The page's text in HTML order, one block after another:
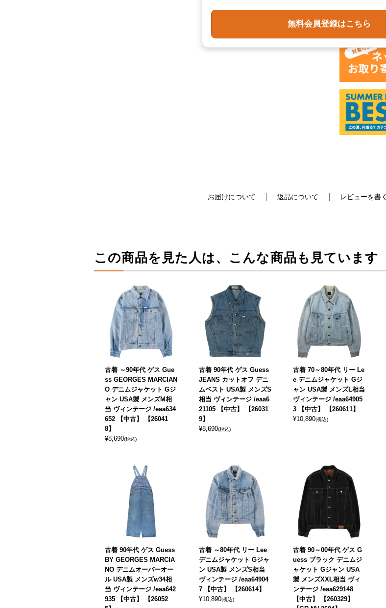
お届けについて 返品について レビューを書く
この商品を見た人は、こんな商品も見ています
古着 ～90年代 ゲス Gue
ss GEORGES MARCIAN
O デニムジャケット Gジ
ャン USA製 メンズM相
当 ヴィンテージ /eaa634
652 【中古】 【26041
8】
¥8,690(税込)
古着 90年代 ゲス Guess
JEANS カットオフ デニ
ムベスト USA製 メンズS
相当 ヴィンテージ /eaa6
21105 【中古】 【26031
9】
¥8,690(税込)
古着 70～80年代 リー Le
e デニムジャケット Gジ
ャン USA製 メンズL相当
ヴィンテージ /eaa64905
3 【中古】 【260611】
¥10,890(税込)
古着 90年代 ゲス Guess
BY GEORGES MARCIA
NO デニムオーバーオー
ル USA製 メンズw34相
当 ヴィンテージ /eaa642
935 【中古】 【26052
古着 ～80年代 リー Lee
デニムジャケット Gジャ
ン USA製 メンズS相当
ヴィンテージ /eaa64904
7 【中古】 【260614】
¥10,890(税込)
古着 90～00年代 ゲス G
uess ブラック デニムジ
ャケット Gジャン USA
製 メンズXXL相当 ヴィ
ンテージ /eaa629148
【中古】 【260329】
無料会員登録はこちら